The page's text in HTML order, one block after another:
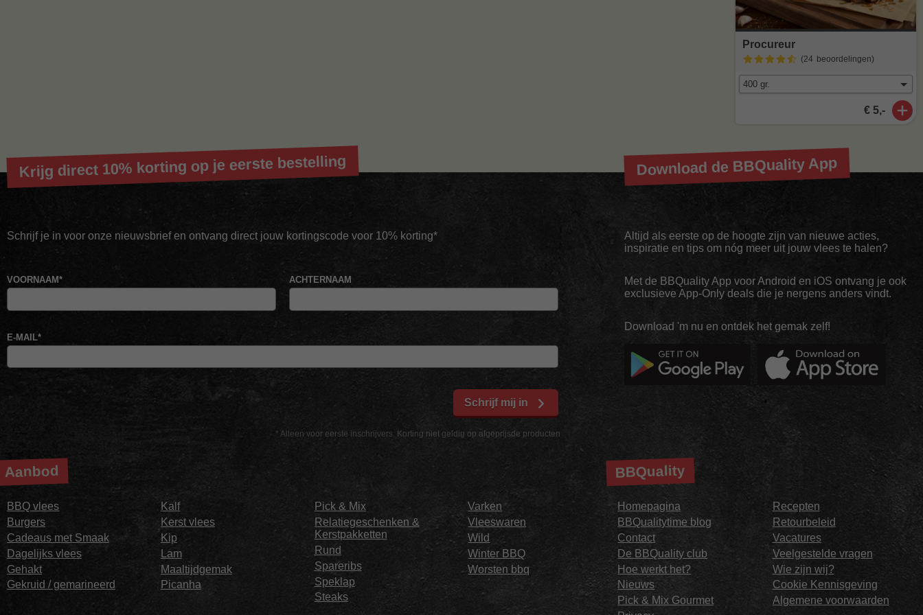
Procureur
(24 beoordelingen)
€ 5,-
Krijg direct 10% korting op je eerste bestelling
Schrijf je in voor onze nieuwsbrief en ontvang direct jouw kortingscode voor 10% korting*
* Alleen voor eerste inschrijvers. Korting niet geldig op afgeprijsde producten
VOORNAAM* ACHTERNAAM
E-MAIL*
Schrijf mij in
Download de BBQuality App
Altijd als eerste op de hoogte zijn van nieuwe acties,
inspiratie en tips om nóg meer uit jouw vlees te halen?
Met de BBQuality App voor Android en iOS ontvang je ook
exclusieve App-Only deals die je nergens anders vindt.
Download 'm nu en ontdek het gemak zelf!
Aanbod
BBQ vlees
Burgers
Cadeaus met Smaak
Dagelijks vlees
Gehakt
Gekruid / gemarineerd
Kalf
Kerst vlees
Kip
Lam
Maaltijdgemak
Picanha
Pick & Mix
Relatiegeschenken &
Kerstpakketten
Rund
Spareribs
Speklap
Steaks
Varken
Vleeswaren
Wild
Winter BBQ
Worsten bbq
BBQuality
Homepagina
BBQualitytime blog
Contact
De BBQuality club
Hoe werkt het?
Nieuws
Pick & Mix Gourmet
Recepten
Retourbeleid
Vacatures
Veelgestelde vragen
Wie zijn wij?
Cookie Kennisgeving
Algemene voorwaarden